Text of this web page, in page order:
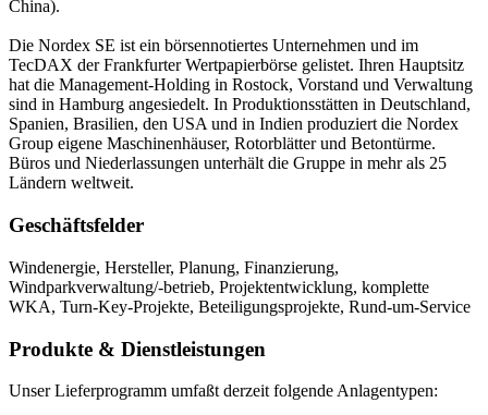
China).
Die Nordex SE ist ein börsennotiertes Unternehmen und im
TecDAX der Frankfurter Wertpapierbörse gelistet. Ihren Hauptsitz
hat die Management-Holding in Rostock, Vorstand und Verwaltung
sind in Hamburg angesiedelt. In Produktionsstätten in Deutschland,
Spanien, Brasilien, den USA und in Indien produziert die Nordex
Group eigene Maschinenhäuser, Rotorblätter und Betontürme.
Büros und Niederlassungen unterhält die Gruppe in mehr als 25
Ländern weltweit.
Geschäftsfelder
Windenergie, Hersteller, Planung, Finanzierung,
Windparkverwaltung/-betrieb, Projektentwicklung, komplette
WKA, Turn-Key-Projekte, Beteiligungsprojekte, Rund-um-Service
Produkte & Dienstleistungen
Unser Lieferprogramm umfaßt derzeit folgende Anlagentypen: